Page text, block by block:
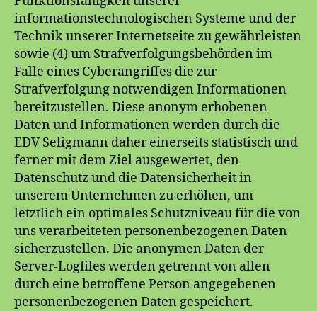
informationstechnologischen Systeme und der
Technik unserer Internetseite zu gewährleisten
sowie (4) um Strafverfolgungsbehörden im
Falle eines Cyberangriffes die zur
Strafverfolgung notwendigen Informationen
bereitzustellen. Diese anonym erhobenen
Daten und Informationen werden durch die
EDV Seligmann daher einerseits statistisch und
ferner mit dem Ziel ausgewertet, den
Datenschutz und die Datensicherheit in
unserem Unternehmen zu erhöhen, um
letztlich ein optimales Schutzniveau für die von
uns verarbeiteten personenbezogenen Daten
sicherzustellen. Die anonymen Daten der
Server-Logfiles werden getrennt von allen
durch eine betroffene Person angegebenen
personenbezogenen Daten gespeichert.